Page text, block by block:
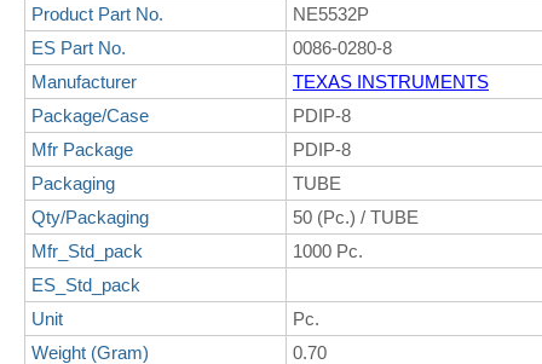
Product Part No.
NE5532P
ES Part No.
0086-0280-8
Manufacturer
TEXAS INSTRUMENTS
Package/Case
PDIP-8
Mfr Package
PDIP-8
Packaging
TUBE
Qty/Packaging
50 (Pc.) / TUBE
Mfr_Std_pack
1000 Pc.
ES_Std_pack
Unit
Pc.
Weight (Gram)
0.70